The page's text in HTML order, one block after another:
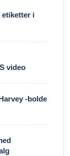
etiketter i
video
-bolde